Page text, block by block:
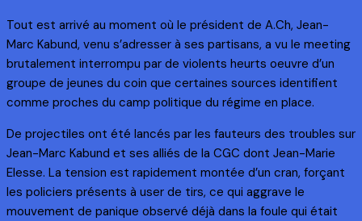
Tout est arrivé au moment où le président de A.Ch, Jean-
Marc Kabund, venu s’adresser à ses partisans, a vu le meeting
brutalement interrompu par de violents heurts oeuvre d’un
groupe de jeunes du coin que certaines sources identifient
comme proches du camp politique du régime en place.
De projectiles ont été lancés par les fauteurs des troubles sur
Jean-Marc Kabund et ses alliés de la CGC dont Jean-Marie
Elesse. La tension est rapidement montée d’un cran, forçant
les policiers présents à user de tirs, ce qui aggrave le
mouvement de panique observé déjà dans la foule qui était